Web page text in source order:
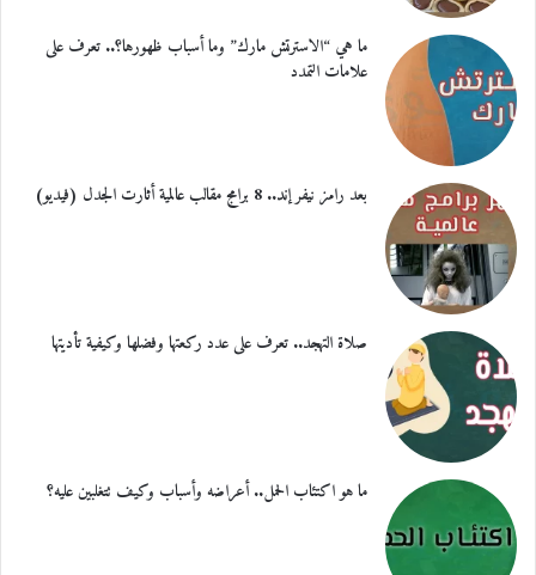
ما هي “الاسترتش مارك” وما أسباب ظهورها؟.. تعرف على
علامات التمدد
بعد رامز نيفر إند.. 8 برامج مقالب عالمية أثارت الجدل (فيديو)
صلاة التهجد.. تعرف على عدد ركعتها وفضلها وكيفية تأديتها
ما هو اكتئاب الحمل.. أعراضه وأسباب وكيف تتغلبين عليه؟